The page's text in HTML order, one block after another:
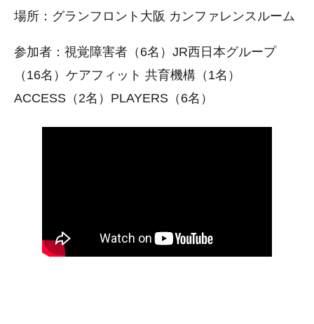
場所：グランフロント大阪 カンファレンスルーム
参加者：視覚障害者（6名）JR西日本グループ
（16名）ケアフィット 共育機構（1名）
ACCESS（2名）PLAYERS（6名）